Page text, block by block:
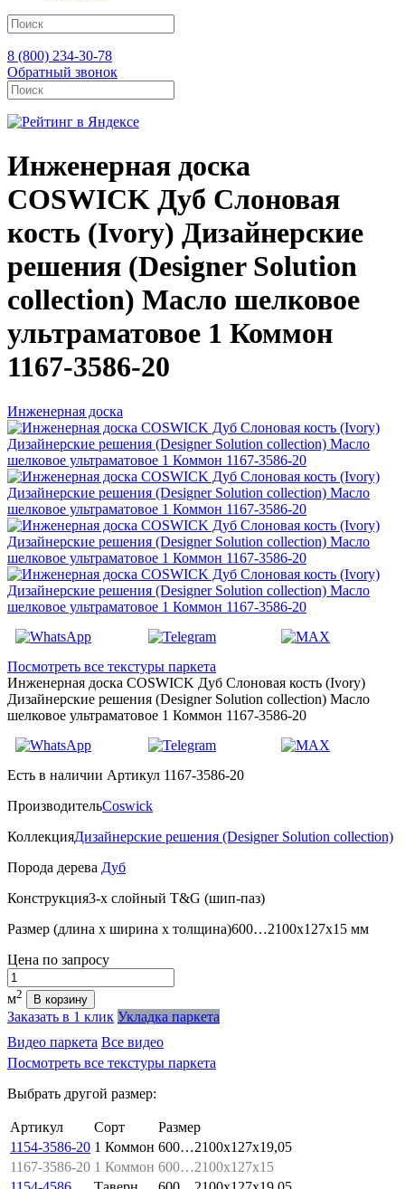
8 (800) 234-30-78
Обратный звонок
Инженерная доска
COSWICK Дуб Слоновая
кость (Ivory) Дизайнерские
решения (Designer Solution
collection) Масло шелковое
ультраматовое 1 Коммон
1167-3586-20
Инженерная доска
Посмотреть все текстуры паркета
Инженерная доска COSWICK Дуб Слоновая кость (Ivory)
Дизайнерские решения (Designer Solution collection) Масло
шелковое ультраматовое 1 Коммон 1167-3586-20
Есть в наличии Артикул 1167-3586-20
ПроизводительCoswick
КоллекцияДизайнерские решения (Designer Solution collection)
Порода дерева Дуб
Конструкция3-х слойный T&G (шип-паз)
Размер (длина х ширина х толщина)600…2100х127х15 мм
Цена по запросу
Количество
м2 В корзину
Заказать в 1 клик Укладка паркета
Видео паркета Все видео
Посмотреть все текстуры паркета
Выбрать другой размер:
Артикул Сорт
Размер
1154-3586-20 1 Коммон 600…2100x127x19,05
1167-3586-20 1 Коммон 600…2100x127x15